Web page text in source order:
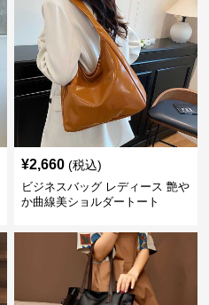
¥2,660 (税込)
ビジネスバッグ レディース 艶や
か曲線美ショルダートート